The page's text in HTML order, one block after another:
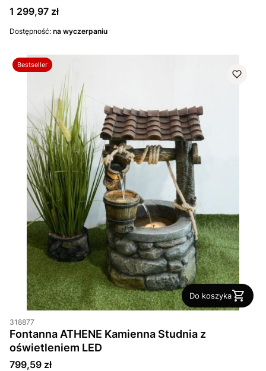
Cena
1 299,97 zł
Dostępność: na wyczerpaniu
Bestseller
Do koszyka
318877
Fontanna ATHENE Kamienna Studnia z
oświetleniem LED
Cena
799,59 zł